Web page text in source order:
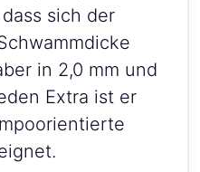
sich der
in 2,0 mm und
Extra ist er